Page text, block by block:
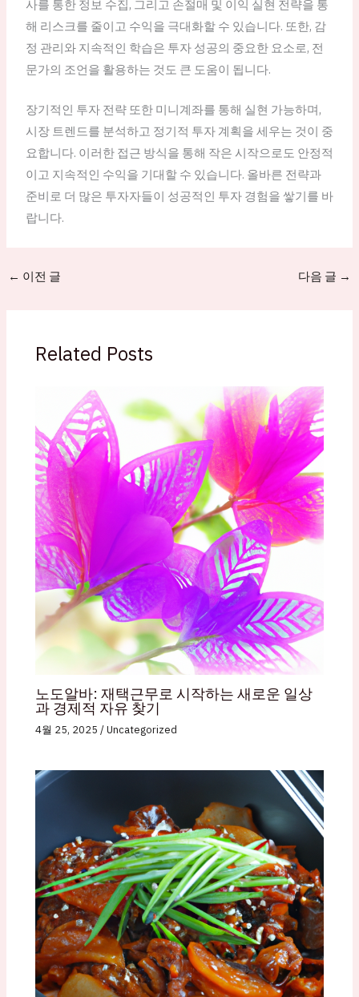
사를 통한 정보 수집, 그리고 손절매 및 이익 실현 전략을 통
해 리스크를 줄이고 수익을 극대화할 수 있습니다. 또한, 감
정 관리와 지속적인 학습은 투자 성공의 중요한 요소로, 전
문가의 조언을 활용하는 것도 큰 도움이 됩니다.
장기적인 투자 전략 또한 미니계좌를 통해 실현 가능하며,
시장 트렌드를 분석하고 정기적 투자 계획을 세우는 것이 중
요합니다. 이러한 접근 방식을 통해 작은 시작으로도 안정적
이고 지속적인 수익을 기대할 수 있습니다. 올바른 전략과
준비로 더 많은 투자자들이 성공적인 투자 경험을 쌓기를 바
랍니다.
← 이전 글 다음 글 →
Related Posts
노도알바: 재택근무로 시작하는 새로운 일상
과 경제적 자유 찾기
4월 25, 2025/Uncategorized